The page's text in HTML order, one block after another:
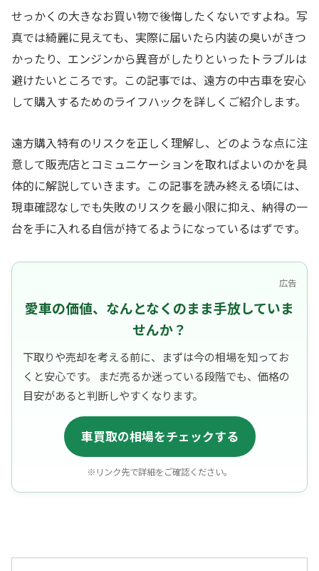
せっかくの大きなお買い物で後悔したくないですよね。写
真では綺麗に見えても、実際に届いたら内装の臭いがきつ
かったり、エンジンから異音がしたりといったトラブルは
避けたいところです。この記事では、遠方の中古車を安心
して購入するためのライフハックを詳しくご紹介します。
遠方購入特有のリスクを正しく理解し、どのような点に注
意して販売店とコミュニケーションを取ればよいのかを具
体的に解説していきます。この記事を読み終える頃には、
現車確認なしでも失敗のリスクを最小限に抑え、納得の一
台を手に入れる自信が持てるようになっているはずです。
広告
愛車の価値、なんとなくのまま手放していま
せんか？
下取りや売却を考える前に、まずは今の相場を知ってお
くと安心です。 まだ売るか迷っている段階でも、価格の
目安があると判断しやすくなります。
車買取の相場をチェックする
※リンク先で詳細をご確認ください。